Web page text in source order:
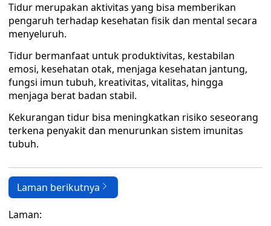
Tidur merupakan aktivitas yang bisa memberikan
pengaruh terhadap kesehatan fisik dan mental secara
menyeluruh.
Tidur bermanfaat untuk produktivitas, kestabilan
emosi, kesehatan otak, menjaga kesehatan jantung,
fungsi imun tubuh, kreativitas, vitalitas, hingga
menjaga berat badan stabil.
Kekurangan tidur bisa meningkatkan risiko seseorang
terkena penyakit dan menurunkan sistem imunitas
tubuh.
Laman berikutnya
Laman: